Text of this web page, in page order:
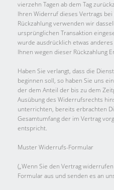
vierzehn Tagen ab dem Tag
Ihren Widerruf dieses Vertrags
Rückzahlung verwenden wir
ursprünglichen Transaktion
wurde ausdrücklich etwas
Ihnen wegen dieser Rückzahlung
Haben Sie verlangt, dass die
beginnen soll, so haben Sie uns
der dem Anteil der bis zu dem
Ausübung des Widerrufsrechts
unterrichten, bereits erbrachten
Gesamtumfang der im Vertrag
entspricht.
Muster Widerrufs-Formular
(„Wenn Sie den Vertrag
Formular aus und senden es an